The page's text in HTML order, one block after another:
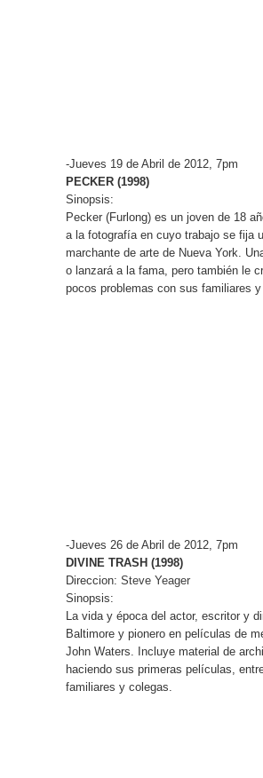
-Jueves 19 de Abril de 2012, 7pm
PECKER (1998)
Sinopsis:
Pecker (Furlong) es un joven de 18
a la fotografía en cuyo trabajo se fija
marchante de arte de Nueva York.
o lanzará a la fama, pero también le
pocos problemas con sus familiares
-Jueves 26 de Abril de 2012, 7pm
DIVINE TRASH (1998)
Direccion: Steve Yeager
Sinopsis:
La vida y época del actor, escritor y
Baltimore y pionero en películas de
John Waters. Incluye material de
haciendo sus primeras películas,
familiares y colegas.